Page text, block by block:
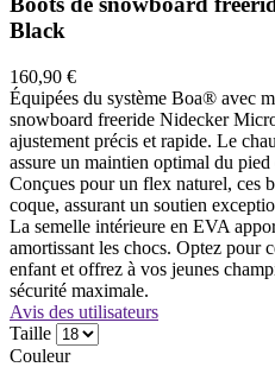
Black
160,90 €
Équipées du système Boa® avec
snowboard freeride Nidecker
ajustement précis et rapide. Le
assure un maintien optimal du
Conçues pour un flex naturel, ces
coque, assurant un soutien
La semelle intérieure en EVA
amortissant les chocs. Optez pour
enfant et offrez à vos jeunes
sécurité maximale.
Avis des utilisateurs
Taille
Couleur